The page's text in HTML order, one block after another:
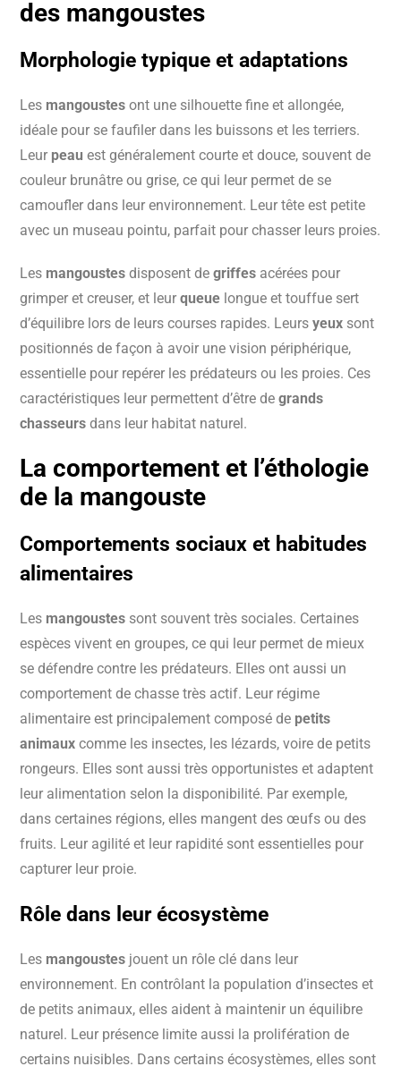
des mangoustes
Morphologie typique et adaptations
Les mangoustes ont une silhouette fine et allongée,
idéale pour se faufiler dans les buissons et les terriers.
Leur peau est généralement courte et douce, souvent de
couleur brunâtre ou grise, ce qui leur permet de se
camoufler dans leur environnement. Leur tête est petite
avec un museau pointu, parfait pour chasser leurs proies.
Les mangoustes disposent de griffes acérées pour
grimper et creuser, et leur queue longue et touffue sert
d’équilibre lors de leurs courses rapides. Leurs yeux sont
positionnés de façon à avoir une vision périphérique,
essentielle pour repérer les prédateurs ou les proies. Ces
caractéristiques leur permettent d’être de grands
chasseurs dans leur habitat naturel.
La comportement et l’éthologie
de la mangouste
Comportements sociaux et habitudes
alimentaires
Les mangoustes sont souvent très sociales. Certaines
espèces vivent en groupes, ce qui leur permet de mieux
se défendre contre les prédateurs. Elles ont aussi un
comportement de chasse très actif. Leur régime
alimentaire est principalement composé de petits
animaux comme les insectes, les lézards, voire de petits
rongeurs. Elles sont aussi très opportunistes et adaptent
leur alimentation selon la disponibilité. Par exemple,
dans certaines régions, elles mangent des œufs ou des
fruits. Leur agilité et leur rapidité sont essentielles pour
capturer leur proie.
Rôle dans leur écosystème
Les mangoustes jouent un rôle clé dans leur
environnement. En contrôlant la population d’insectes et
de petits animaux, elles aident à maintenir un équilibre
naturel. Leur présence limite aussi la prolifération de
certains nuisibles. Dans certains écosystèmes, elles sont